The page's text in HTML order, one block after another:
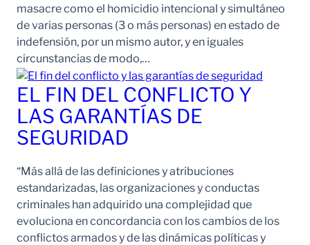
masacre como el homicidio intencional y simultáneo
de varias personas (3 o más personas) en estado de
indefensión, por un mismo autor, y en iguales
circunstancias de modo,…
EL FIN DEL CONFLICTO Y
LAS GARANTÍAS DE
SEGURIDAD
“Más allá de las definiciones y atribuciones
estandarizadas, las organizaciones y conductas
criminales han adquirido una complejidad que
evoluciona en concordancia con los cambios de los
conflictos armados y de las dinámicas políticas y